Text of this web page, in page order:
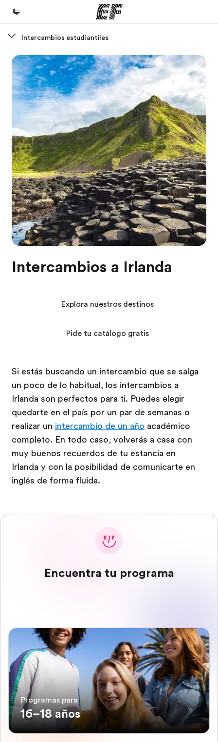
Bienvenido a EF
Programas
Ver todo lo que hacemos
Oficinas
Encuentra una oficina
Sobre nosotros
Quiénes somos
Trabajos
Únete al equipo
Intercambios estudiantiles
Intercambios a Irlanda
Si estás buscando un intercambio que se salga
un poco de lo habitual, los intercambios a
Irlanda son perfectos para ti. Puedes elegir
quedarte en el país por un par de semanas o
realizar un intercambio de un año académico
completo. En todo caso, volverás a casa con
muy buenos recuerdos de tu estancia en
Irlanda y con la posibilidad de comunicarte en
inglés de forma fluida.
Explora nuestros destinos
Pide tu catálogo gratis
Encuentra tu programa
Programas para
16–18 años